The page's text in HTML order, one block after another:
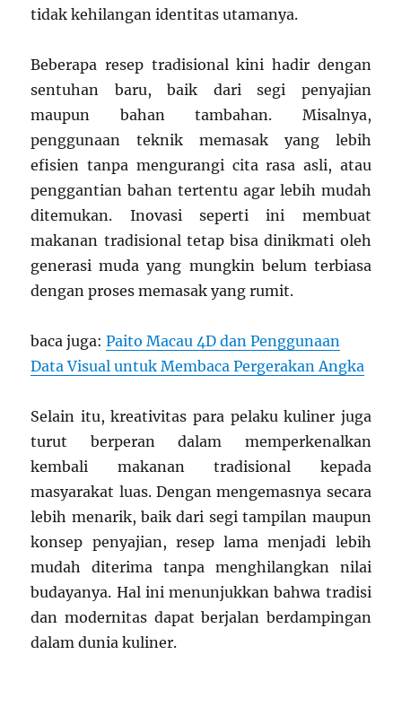
tidak kehilangan identitas utamanya.
Beberapa resep tradisional kini hadir dengan
sentuhan baru, baik dari segi penyajian
maupun bahan tambahan. Misalnya,
penggunaan teknik memasak yang lebih
efisien tanpa mengurangi cita rasa asli, atau
penggantian bahan tertentu agar lebih mudah
ditemukan. Inovasi seperti ini membuat
makanan tradisional tetap bisa dinikmati oleh
generasi muda yang mungkin belum terbiasa
dengan proses memasak yang rumit.
baca juga:Paito Macau 4D dan Penggunaan
Data Visual untuk Membaca Pergerakan Angka
Selain itu, kreativitas para pelaku kuliner juga
turut berperan dalam memperkenalkan
kembali makanan tradisional kepada
masyarakat luas. Dengan mengemasnya secara
lebih menarik, baik dari segi tampilan maupun
konsep penyajian, resep lama menjadi lebih
mudah diterima tanpa menghilangkan nilai
budayanya. Hal ini menunjukkan bahwa tradisi
dan modernitas dapat berjalan berdampingan
dalam dunia kuliner.